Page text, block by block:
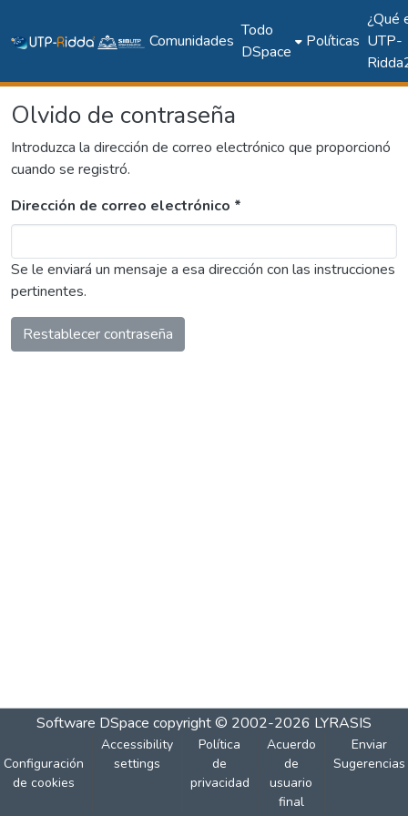
Comunidades
Todo
DSpace
Políticas
¿Qué
UTP-
Olvido de contraseña
Introduzca la dirección de correo electrónico que proporcionó
cuando se registró.
Dirección de correo electrónico *
Se le enviará un mensaje a esa dirección con las instrucciones
pertinentes.
Restablecer contraseña
Software DSpace copyright © 2002-2026 LYRASIS
Configuración
de cookies
Accessibility
settings
Política
de
privacidad
Acuerdo
de
usuario
final
Enviar
Sugerencias